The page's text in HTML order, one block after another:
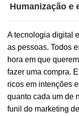
Humanização e
A tecnologia digital
as pessoas. Todos
hora em que
fazer uma compra.
ricos em intenções
quanto cada um de
funil do marketing